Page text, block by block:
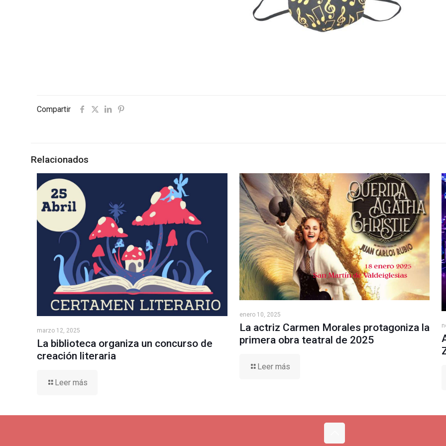
Compartir
Relacionados
marzo 12, 2025
La biblioteca organiza un concurso de
creación literaria
Leer más
enero 10, 2025
La actriz Carmen Morales protagoniza la
primera obra teatral de 2025
Leer más